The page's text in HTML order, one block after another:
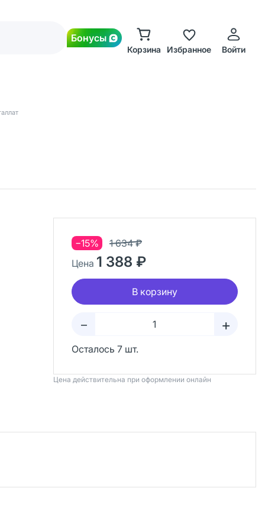
Бонусы
Корзина Избранное Войти
−15%
1 634 ₽
Цена 1 388 ₽
В корзину
– +
Осталось 7 шт.
Цена действительна при оформлении онлайн